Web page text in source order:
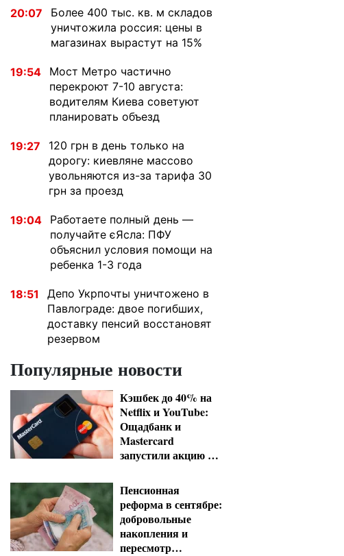
20:07
Более 400 тыс. кв. м складов
уничтожила россия: цены в
магазинах вырастут на 15%
19:54
Мост Метро частично
перекроют 7-10 августа:
водителям Киева советуют
планировать объезд
19:27
120 грн в день только на
дорогу: киевляне массово
увольняются из-за тарифа 30
грн за проезд
19:04
Работаете полный день —
получайте єЯсла: ПФУ
объяснил условия помощи на
ребенка 1-3 года
18:51
Депо Укрпочты уничтожено в
Павлограде: двое погибших,
доставку пенсий восстановят
резервом
Популярные новости
Кэшбек до 40% на
Netflix и YouTube:
Ощадбанк и
Mastercard
запустили акцию до
Пенсионная
реформа в сентябре:
добровольные
накопления и
пересмотр